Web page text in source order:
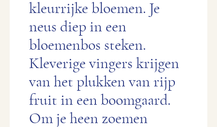
kleurrijke bloemen. Je
neus diep in een
bloemenbos steken.
Kleverige vingers krijgen
van het plukken van rijp
fruit in een boomgaard.
Om je heen zoemen